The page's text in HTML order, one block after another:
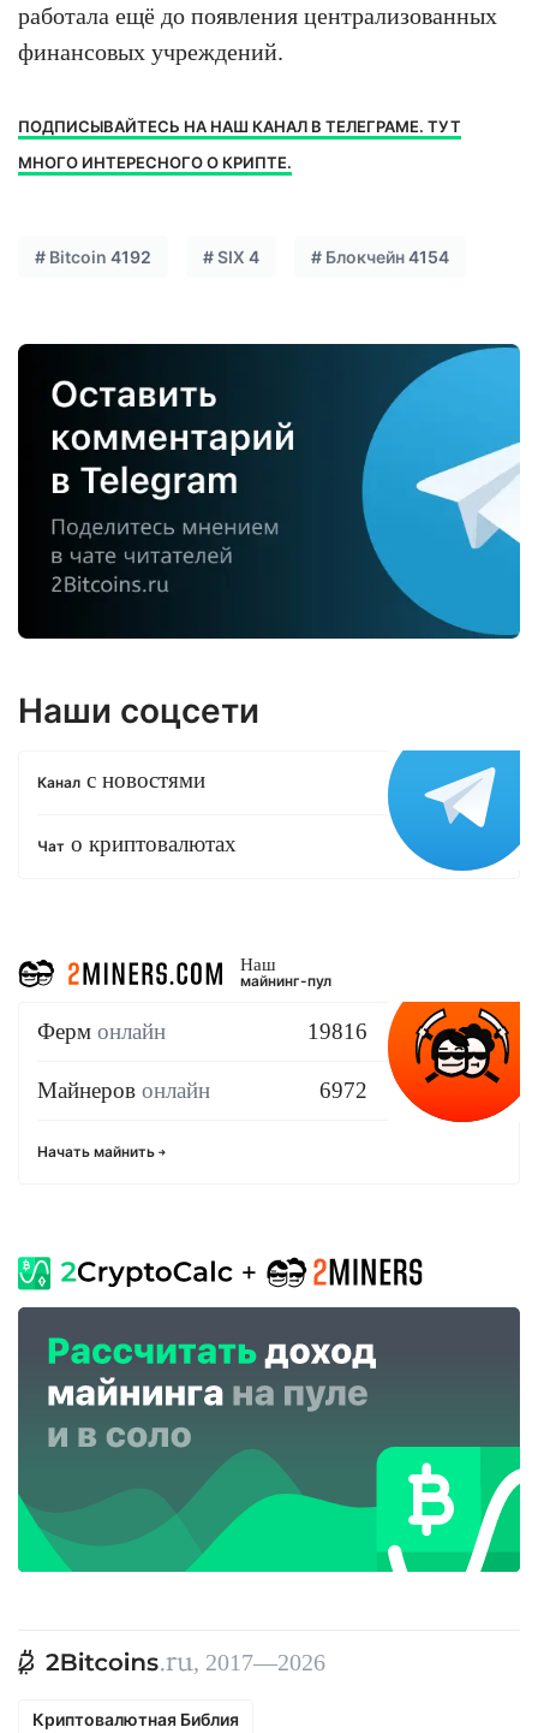
работала ещё до появления централизованных
финансовых учреждений.
ПОДПИСЫВАЙТЕСЬ НА НАШ КАНАЛ В ТЕЛЕГРАМЕ. ТУТ
МНОГО ИНТЕРЕСНОГО О КРИПТЕ.
# Bitcoin 4192 #SIX 4 # Блокчейн4154
Наши соцсети
Канал с новостями
Чат о криптовалютах
Наш
майнинг-пул
Ферм онлайн 19816
Майнеров онлайн 6972
Начать майнить
, 2017—2026
Криптовалютная Библия